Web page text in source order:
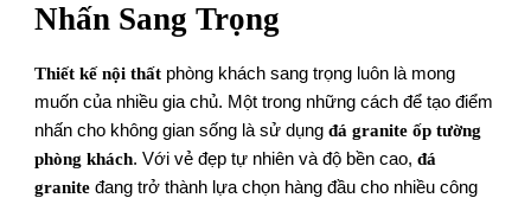
Nhấn Sang Trọng
Thiết kế nội thất phòng khách sang trọng luôn là mong
muốn của nhiều gia chủ. Một trong những cách để tạo điểm
nhấn cho không gian sống là sử dụngđá granite ốp tường
phòng khách. Với vẻ đẹp tự nhiên và độ bền cao,đá
granite đang trở thành lựa chọn hàng đầu cho nhiều công